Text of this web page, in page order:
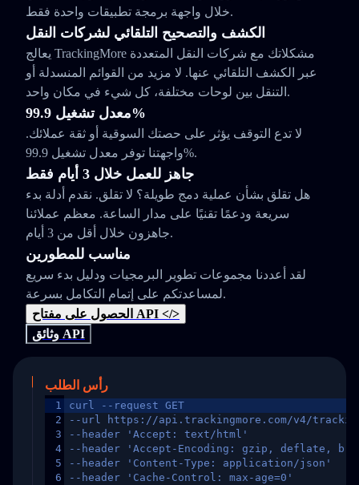
خلال واجهة برمجة تطبيقات واحدة فقط.
الكشف والتصحيح التلقائي لشركات النقل
يعالج TrackingMore مشكلاتك مع شركات النقل المتعددة
عبر الكشف التلقائي عنها. لا مزيد من القوائم المنسدلة أو
التنقل بين لوحات مختلفة، كل شيء في مكان واحد.
معدل تشغيل 99.9%
لا تدع التوقف يؤثر على حصتك السوقية أو ثقة عملائك.
واجهتنا توفر معدل تشغيل 99.9%.
جاهز للعمل خلال 3 أيام فقط
هل تقلق بشأن عملية دمج طويلة؟ لا تقلق. نقدم أدلة بدء
سريعة ودعمًا تقنيًا على مدار الساعة. معظم عملائنا
جاهزون خلال أقل من 3 أيام.
مناسب للمطورين
لقد أعددنا مجموعات تطوير البرمجيات ودليل بدء سريع
لمساعدتكم على إتمام التكامل بسرعة.
الحصول على مفتاح API </>
وثائق API
رأس الطلب
1
2
3
4
5
6
curl --request GET
--url https://api.trackingmore.com/v4/trackings/
--header 'Accept: text/html'
--header 'Accept-Encoding: gzip, deflate,
--header 'Content-Type: application/json'
--header 'Cache-Control: max-age=0'